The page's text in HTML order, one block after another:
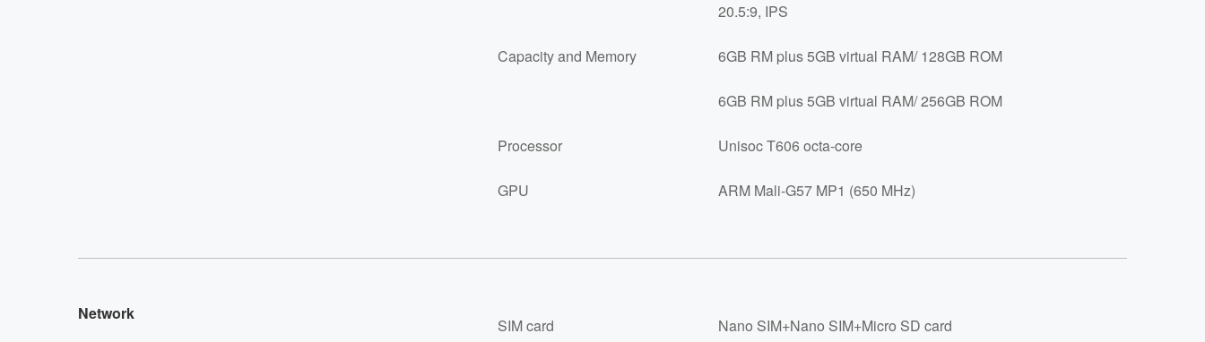
20.5:9, IPS
Capacity and Memory 6GB RM plus 5GB virtual RAM/ 128GB ROM
6GB RM plus 5GB virtual RAM/ 256GB ROM
Processor Unisoc T606 octa-core
GPU ARM Mali-G57 MP1 (650 MHz)
Network
SIM card Nano SIM+Nano SIM+Micro SD card